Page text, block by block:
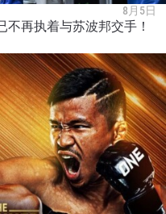
8月5日
再执着与苏波邦交手！